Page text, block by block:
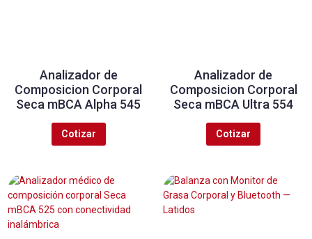
Analizador de
Composicion Corporal
Seca mBCA Alpha 545
Cotizar
Analizador de
Composicion Corporal
Seca mBCA Ultra 554
Cotizar